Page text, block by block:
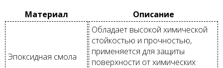
Материал
Описание
Эпоксидная смола
Обладает высокой химической
стойкостью и прочностью,
применяется для защиты
поверхности от химических